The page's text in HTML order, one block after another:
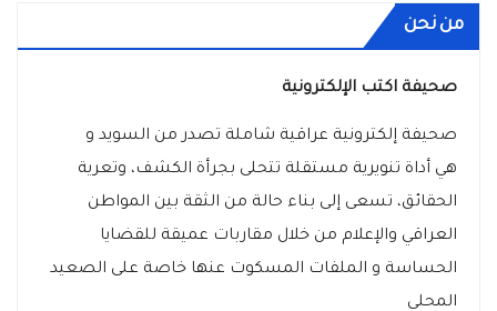
من نحن
صحيفة اكتب الإلكترونية
صحيفة إلكترونية عراقية شاملة تصدر من السويد و
هي أداة تنويرية مستقلة تتحلى بجرأة الكشف، وتعرية
الحقائق، تسعى إلى بناء حالة من الثقة بين المواطن
العراقي والإعلام من خلال مقاربات عميقة للقضايا
الحساسة و الملفات المسكوت عنها خاصة على الصعيد
المحلي